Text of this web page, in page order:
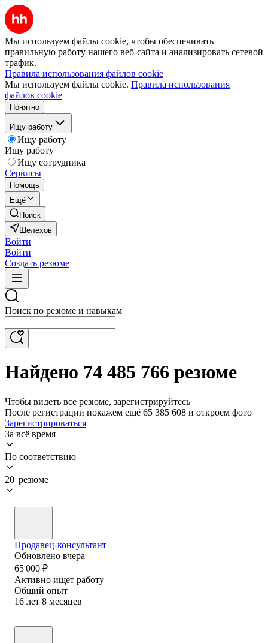
Мы используем файлы cookie, чтобы обеспечивать
правильную работу нашего веб-сайта и анализировать сетевой
трафик.
Правила использования файлов cookie
Мы используем файлы cookie. Правила использования
файлов cookie
Понятно
Ищу работу
Ищу работу
Ищу работу
Ищу сотрудника
Сервисы
Помощь
Ещё
Поиск
Шелехов
Войти
Войти
Создать резюме
Поиск по резюме и навыкам
Найдено 74 485 766 резюме
Чтобы видеть все резюме, зарегистрируйтесь
После регистрации покажем ещё 65 385 608 и откроем фото
Зарегистрироваться
За всё время
По соответствию
20 резюме
Продавец-консультант
Обновлено вчера
65 000 ₽
Активно ищет работу
Общий опыт
16 лет 8 месяцев